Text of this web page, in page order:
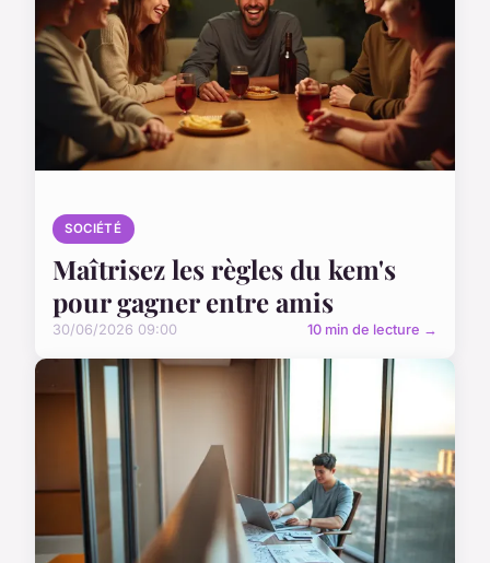
SOCIÉTÉ
Maîtrisez les règles du kem's
pour gagner entre amis
30/06/2026 09:00 10 min de lecture →